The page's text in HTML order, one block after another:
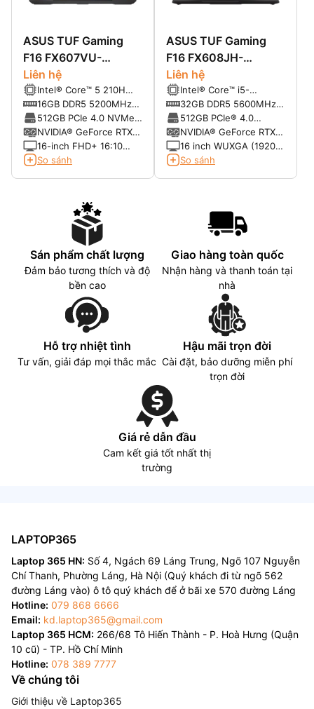
ASUS TUF Gaming
F16 FX607VU-
RL045W (Core 5
210H | 16GB | 512GB
| RTX 4050 | 16 inch
WUXGA | Win 11 |
Xám)
Liên hệ
Intel® Core™ 5 210H
(2.20GHz up to
4.80GHz, 12MB Cache)
16GB DDR5 5200MHz
(2 x SO-DIMM slots, up
to 64GB)
512GB PCIe 4.0 NVMe
M.2 SSD
NVIDIA® GeForce RTX™
4050 6GB GDDR6
16-inch FHD+ 16:10
(1920 x 1200, WUXGA);
So sánh
ASUS TUF Gaming
F16 FX608JH-
RV131W (Core™ i5-
13450HX | 32GB |
512GB | RTX 5050
8GB | 16inch WUXGA
165Hz | Win 11 | Xám)
Liên hệ
Intel® Core™ i5-
13450HX (2.40GHz up
to 4.60GHz, 20MB
Cache)
32GB DDR5 5600MHz
(2 slots, up to 64GB)
512GB PCIe® 4.0
NVMe™ M.2 SSD (còn
trống 1 slot)
NVIDIA® GeForce RTX™
5050 8GB GDDR7
16 inch WUXGA (1920 x
1200) 16:10, 165Hz,
So sánh
Sán phẩm chất lượng
Đảm bảo tương thích và độ
bền cao
Giao hàng toàn quốc
Nhận hàng và thanh toán tại
nhà
Hỗ trợ nhiệt tình
Tư vấn, giải đáp mọi thắc mắc
Hậu mãi trọn đời
Cài đặt, bảo dưỡng miễn phí
trọn đời
Giá rẻ dẫn đầu
Cam kết giá tốt nhất thị
trường
LAPTOP365
Laptop 365 HN: Số 4, Ngách 69 Láng Trung, Ngõ 107 Nguyễn
Chí Thanh, Phường Láng, Hà Nội (Quý khách đi từ ngõ 562
đường Láng vào) ô tô quý khách để ở bãi xe 570 đường Láng
Hotline: 079 868 6666
Email: kd.laptop365@gmail.com
Laptop 365 HCM: 266/68 Tô Hiến Thành - P. Hoà Hưng (Quận
10 cũ) - TP. Hồ Chí Minh
Hotline: 078 389 7777
Về chúng tôi
Giới thiệu về Laptop365